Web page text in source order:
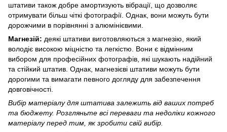
штативи також добре амортизують вібрації, що дозволяє
отримувати більш чіткі фотографії. Однак, вони можуть бути
дорожчими в порівнянні з алюмінієвими.
Магнезій: деякі штативи виготовляються з магнезію, який
володіє високою міцністю та легкістю. Вони є відмінним
вибором для професійних фотографів, які шукають надійний
та стійкий штатив. Однак, магнезієві штативи можуть бути
дорогими та вимагати певного догляду для забезпечення
довговічності.
Вибір матеріалу для штатива залежить від ваших потреб
та бюджету. Розгляньте всі переваги та недоліки кожного
матеріалу перед тим, як зробити свій вибір.